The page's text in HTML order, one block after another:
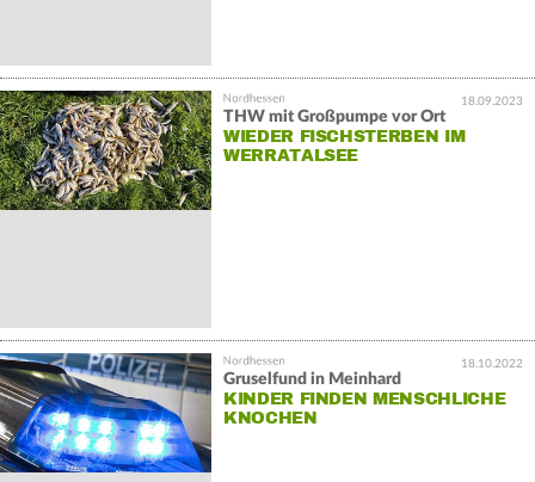
18.09.2023
THW mit Großpumpe vor Ort
WIEDER FISCHSTERBEN IM
WERRATALSEE
18.10.2022
Gruselfund in Meinhard
KINDER FINDEN MENSCHLICHE
KNOCHEN